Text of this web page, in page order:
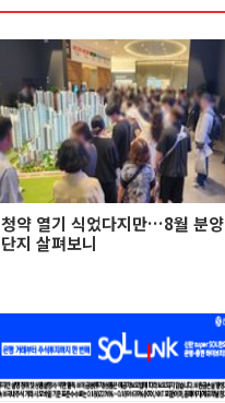
청약 열기 식었다지만…8월 분양
단지 살펴보니